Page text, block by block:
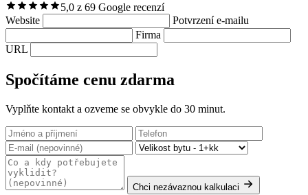
5,0 z 69 Google recenzí
Website
Potvrzení e-mailu
Firma
URL
Spočítáme cenu zdarma
Vyplňte kontakt a ozveme se obvykle do 30 minut.
Chci nezávaznou kalkulaci